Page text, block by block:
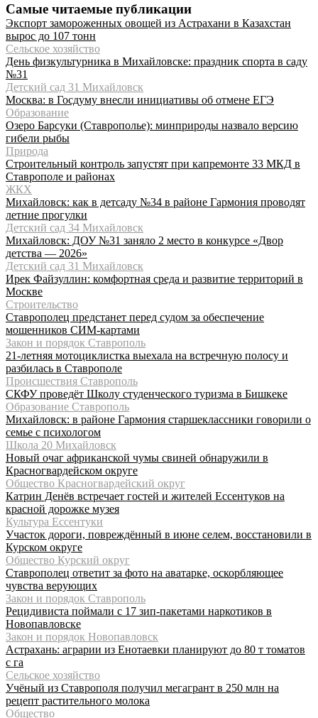
Самые читаемые публикации
Экспорт замороженных овощей из Астрахани в Казахстан
вырос до 107 тонн
Сельское хозяйство
День физкультурника в Михайловске: праздник спорта в саду
№31
Детский сад 31 Михайловск
Москва: в Госдуму внесли инициативы об отмене ЕГЭ
Образование
Озеро Барсуки (Ставрополье): минприроды назвало версию
гибели рыбы
Природа
Строительный контроль запустят при капремонте 33 МКД в
Ставрополе и районах
ЖКХ
Михайловск: как в детсаду №34 в районе Гармония проводят
летние прогулки
Детский сад 34 Михайловск
Михайловск: ДОУ №31 заняло 2 место в конкурсе «Двор
детства — 2026»
Детский сад 31 Михайловск
Ирек Файзуллин: комфортная среда и развитие территорий в
Москве
Строительство
Ставрополец предстанет перед судом за обеспечение
мошенников СИМ-картами
Закон и порядок Ставрополь
21-летняя мотоциклистка выехала на встречную полосу и
разбилась в Ставрополе
Происшествия Ставрополь
СКФУ проведёт Школу студенческого туризма в Бишкеке
Образование Ставрополь
Михайловск: в районе Гармония старшеклассники говорили о
семье с психологом
Школа 20 Михайловск
Новый очаг африканской чумы свиней обнаружили в
Красногвардейском округе
Общество Красногвардейский округ
Катрин Денёв встречает гостей и жителей Ессентуков на
красной дорожке музея
Культура Ессентуки
Участок дороги, повреждённый в июне селем, восстановили в
Курском округе
Общество Курский округ
Ставрополец ответит за фото на аватарке, оскорбляющее
чувства верующих
Закон и порядок Ставрополь
Рецидивиста поймали с 17 зип-пакетами наркотиков в
Новопавловске
Закон и порядок Новопавловск
Астрахань: аграрии из Енотаевки планируют до 80 т томатов
с га
Сельское хозяйство
Учёный из Ставрополя получил мегагрант в 250 млн на
рецепт растительного молока
Общество